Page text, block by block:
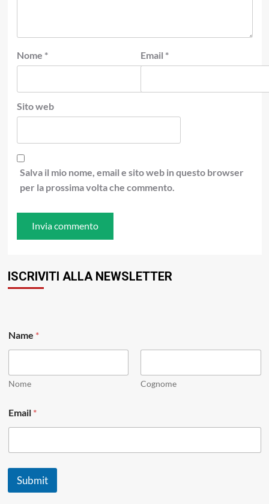
Nome * Email *
Sito web
Salva il mio nome, email e sito web in questo browser
per la prossima volta che commento.
ISCRIVITI ALLA NEWSLETTER
Name *
Nome Cognome
N
a
e
Email *
Submit